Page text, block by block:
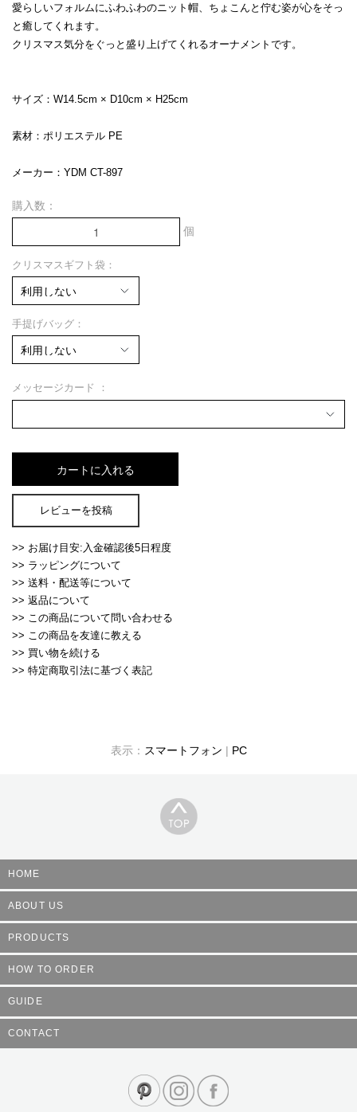
愛らしいフォルムにふわふわのニット帽、ちょこんと佇む姿が心をそっ
と癒してくれます。
クリスマス気分をぐっと盛り上げてくれるオーナメントです。
サイズ：W14.5cm × D10cm × H25cm
素材：ポリエステル PE
メーカー：YDM CT-897
購入数：
個
クリスマスギフト袋：
手提げバッグ：
メッセージカード
レビューを投稿
>> お届け目安:入金確認後5日程度
>> ラッピングについて
>> 送料・配送等について
>> 返品について
>> この商品について問い合わせる
>> この商品を友達に教える
>> 買い物を続ける
>> 特定商取引法に基づく表記
表示： スマートフォン | PC
HOME
ABOUT US
PRODUCTS
HOW TO ORDER
GUIDE
CONTACT